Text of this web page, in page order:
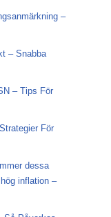
–
– Snabba
– Tips För
För
dessa
inflation –